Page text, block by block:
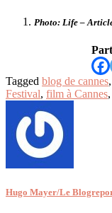
Photo: Life –
Tagged blog de cannes,
Festival, film à Cannes,
Hugo Mayer/Le